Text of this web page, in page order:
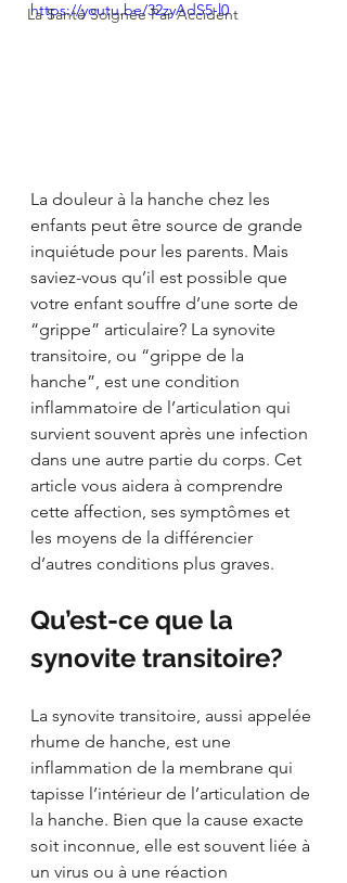
La Santé Soignée Par Accident
https://youtu.be/32zyAdS5-l0
La douleur à la hanche chez les
enfants peut être source de grande
inquiétude pour les parents. Mais
saviez-vous qu’il est possible que
votre enfant souffre d’une sorte de
“grippe” articulaire? La synovite
transitoire, ou “grippe de la
hanche”, est une condition
inflammatoire de l’articulation qui
survient souvent après une infection
dans une autre partie du corps. Cet
article vous aidera à comprendre
cette affection, ses symptômes et
les moyens de la différencier
d’autres conditions plus graves.
Qu’est-ce que la
synovite transitoire?
La synovite transitoire, aussi appelée
rhume de hanche, est une
inflammation de la membrane qui
tapisse l’intérieur de l’articulation de
la hanche. Bien que la cause exacte
soit inconnue, elle est souvent liée à
un virus ou à une réaction